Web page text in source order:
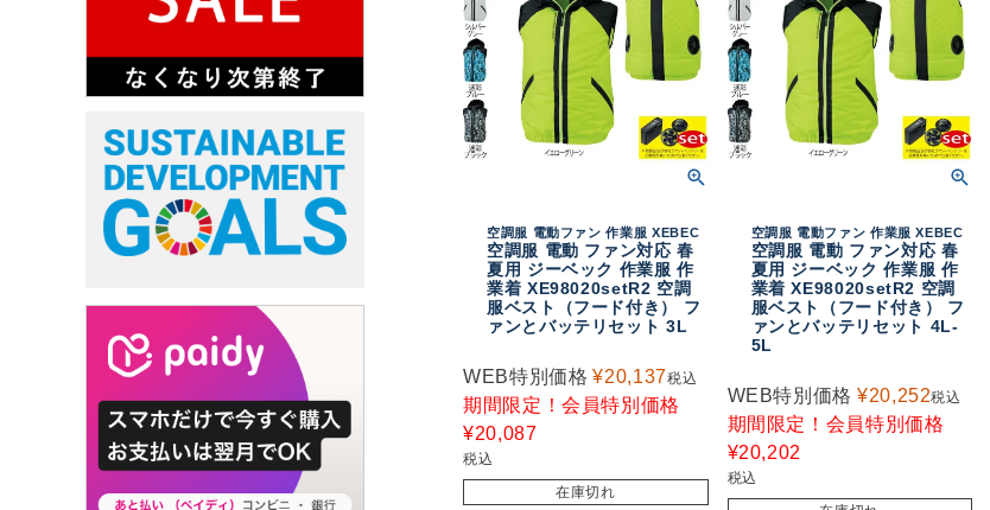
空調服 電動ファン 作業服 XEBEC
空調服 電動 ファン対応 春
夏用 ジーベック 作業服 作
業着 XE98020setR2 空調
服ベスト（フード付き） フ
ァンとバッテリセット 3L
WEB特別価格 ¥20,137税込
期間限定！会員特別価格
¥20,087
税込
在庫切れ
空調服 電動ファン 作業服 XEBEC
空調服 電動 ファン対応 春
夏用 ジーベック 作業服 作
業着 XE98020setR2 空調
服ベスト（フード付き） フ
ァンとバッテリセット 4L-
5L
WEB特別価格 ¥20,252税込
期間限定！会員特別価格
¥20,202
税込